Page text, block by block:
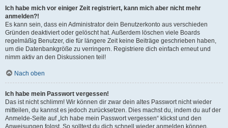
Ich habe mich vor einiger Zeit registriert, kann mich aber nicht mehr
anmelden?!
Es kann sein, dass ein Administrator dein Benutzerkonto aus verschieden
Gründen deaktiviert oder gelöscht hat. Außerdem löschen viele Boards
regelmäßig Benutzer, die für längere Zeit keine Beiträge geschrieben haben,
um die Datenbankgröße zu verringern. Registriere dich einfach erneut und
nimm aktiv an den Diskussionen teil!
Nach oben
Ich habe mein Passwort vergessen!
Das ist nicht schlimm! Wir können dir zwar dein altes Passwort nicht wieder
mitteilen, du kannst es jedoch zurücksetzen. Dies machst du, indem du auf der
Anmelde-Seite auf „Ich habe mein Passwort vergessen“ klickst und den
Anweisungen folgst. So solltest du dich schnell wieder anmelden können.